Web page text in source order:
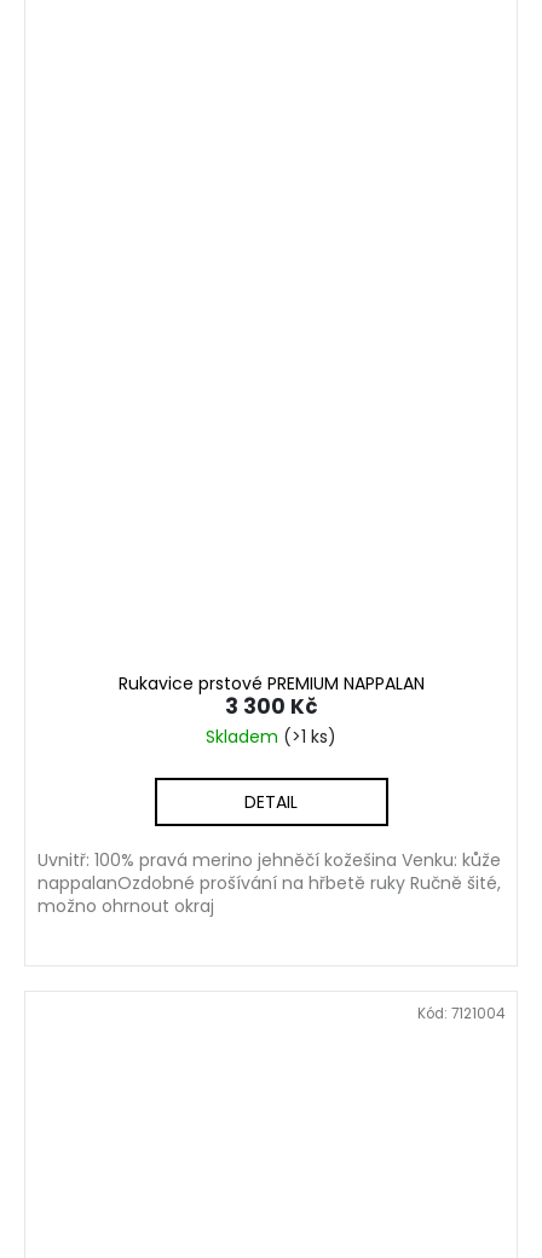
Rukavice prstové PREMIUM NAPPALAN
Skladem (>1 ks)
3 300 Kč
DETAIL
Uvnitř: 100% pravá merino jehněčí kožešina Venku: kůže
nappalanOzdobné prošívání na hřbetě ruky Ručně šité,
možno ohrnout okraj
Kód: 7121004